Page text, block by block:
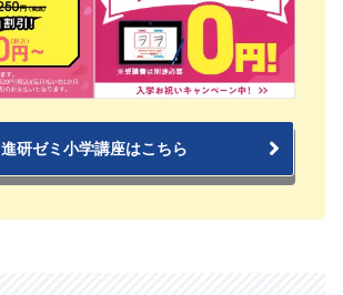
進研ゼミ小学講座はこちら